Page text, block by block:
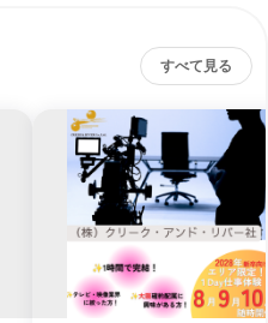
すべて見る